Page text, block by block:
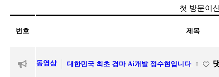
첫 방문이
번호 제목
동영상 대한민국 최초 경마 Ai개발 정수현입니다